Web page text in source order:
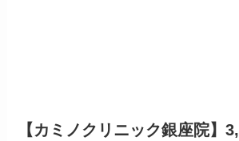
【カミノクリニック銀座院】